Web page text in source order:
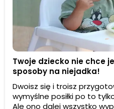
Twoje dziecko nie chce
sposoby na niejadka!
Dwoisz się i troisz
wymyślne posiłki po to
Ale ono dalej wszystko